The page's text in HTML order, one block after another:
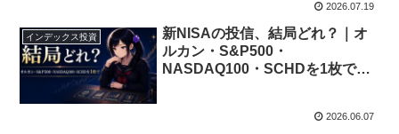
2026.07.19
インデックス投資
新NISAの投信、結局どれ？｜オ
ルカン・S&P500・
NASDAQ100・SCHDを1枚で選
2026.06.07